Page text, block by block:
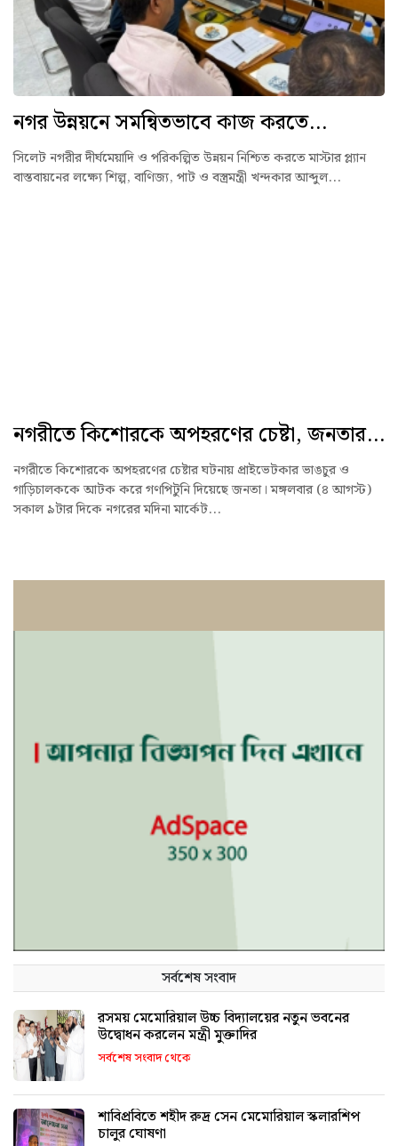
নগর উন্নয়নে সমন্বিতভাবে কাজ করতে...
সিলেট নগরীর দীর্ঘমেয়াদি ও পরিকল্পিত উন্নয়ন নিশ্চিত করতে মাস্টার প্ল্যান
বাস্তবায়নের লক্ষ্যে শিল্প, বাণিজ্য, পাট ও বস্ত্রমন্ত্রী খন্দকার আব্দুল...
নগরীতে কিশোরকে অপহরণের চেষ্টা, জনতার...
নগরীতে কিশোরকে অপহরণের চেষ্টার ঘটনায় প্রাইভেটকার ভাঙচুর ও
গাড়িচালককে আটক করে গণপিটুনি দিয়েছে জনতা। মঙ্গলবার (৪ আগস্ট)
সকাল ৯টার দিকে নগরের মদিনা মার্কেট...
সর্বশেষ সংবাদ
রসময় মেমোরিয়াল উচ্চ বিদ্যালয়ের নতুন ভবনের
উদ্বোধন করলেন মন্ত্রী মুক্তাদির
সর্বশেষ সংবাদ থেকে
শাবিপ্রবিতে শহীদ রুদ্র সেন মেমোরিয়াল স্কলারশিপ
চালুর ঘোষণা